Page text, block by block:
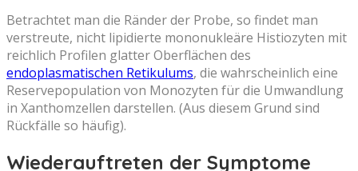
Betrachtet man die Ränder der Probe, so findet man
verstreute, nicht lipidierte mononukleäre Histiozyten mit
reichlich Profilen glatter Oberflächen des
endoplasmatischen Retikulums, die wahrscheinlich eine
Reservepopulation von Monozyten für die Umwandlung
in Xanthomzellen darstellen. (Aus diesem Grund sind
Rückfälle so häufig).
Wiederauftreten der Symptome